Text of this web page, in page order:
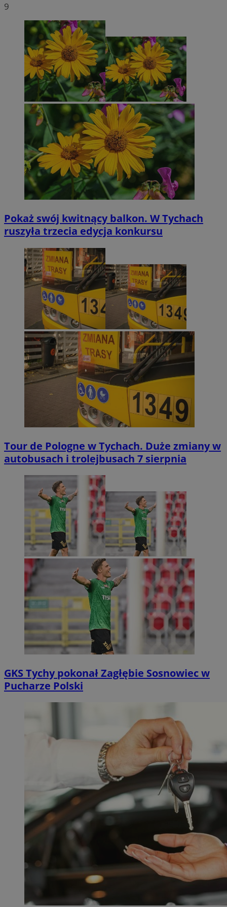
9
Pokaż swój kwitnący balkon. W Tychach
ruszyła trzecia edycja konkursu
Tour de Pologne w Tychach. Duże zmiany w
autobusach i trolejbusach 7 sierpnia
GKS Tychy pokonał Zagłębie Sosnowiec w
Pucharze Polski